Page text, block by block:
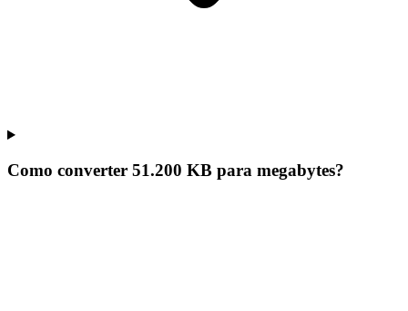
Como converter 51.200 KB para megabytes?